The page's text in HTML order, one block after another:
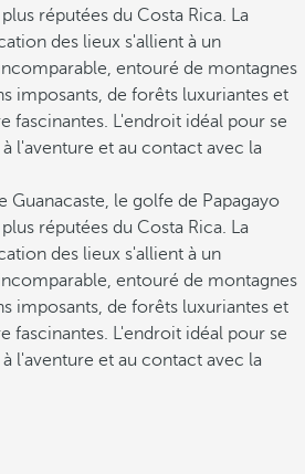
réputées du Costa Rica. La
des lieux s'allient à un
entouré de montagnes
imposants, de forêts luxuriantes et
fascinantes. L'endroit idéal pour se
l'aventure et au contact avec la
Guanacaste, le golfe de Papagayo
réputées du Costa Rica. La
des lieux s'allient à un
entouré de montagnes
imposants, de forêts luxuriantes et
fascinantes. L'endroit idéal pour se
l'aventure et au contact avec la